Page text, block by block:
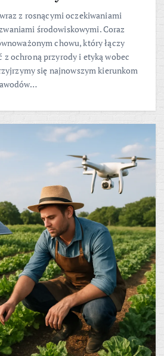
z rosnącymi oczekiwaniami
środowiskowymi. Coraz
chowu, który łączy
z ochroną przyrody i etyką wobec
się najnowszym kierunkom